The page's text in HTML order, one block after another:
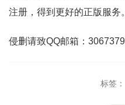
注册，得到更好的正版服务。
侵删请致QQ邮箱：
标签：